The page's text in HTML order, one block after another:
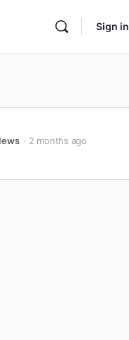
Sign in
2 months ago